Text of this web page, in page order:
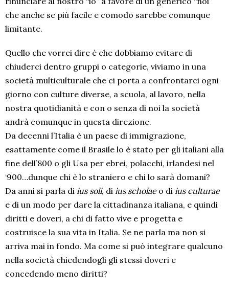
che anche se più facile e comodo sarebbe comunque
limitante.
Quello che vorrei dire è che dobbiamo evitare di
chiuderci dentro gruppi o categorie, viviamo in una
società multiculturale che ci porta a confrontarci ogni
giorno con culture diverse, a scuola, al lavoro, nella
nostra quotidianità e con o senza di noi la società
andrà comunque in questa direzione.
Da decenni l’Italia è un paese di immigrazione,
esattamente come il Brasile lo è stato per gli italiani alla
fine dell’800 o gli Usa per ebrei, polacchi, irlandesi nel
‘900…dunque chi è lo straniero e chi lo sarà domani?
Da anni si parla di ius soli, di ius scholaeo di ius culturae
e di un modo per dare la cittadinanza italiana, e quindi
diritti e doveri, a chi di fatto vive e progetta e
costruisce la sua vita in Italia. Se ne parla ma non si
arriva mai in fondo. Ma come si può integrare qualcuno
nella società chiedendogli gli stessi doveri e
concedendo meno diritti?